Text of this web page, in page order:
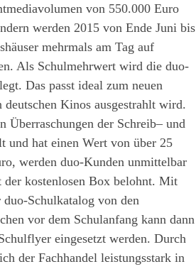
von 550.000 Euro
werden 2015 von Ende Juni bis
mehrmals am Tag auf
Als Schulmehrwert wird die duo-
Das passt ideal zum neuen
Kinos ausgestrahlt wird.
der Schreib– und
und hat einen Wert von über 25
werden duo-Kunden unmittelbar
kostenlosen Box belohnt. Mit
Schulkatalog von den
vor dem Schulanfang kann dann
eingesetzt werden. Durch
der Fachhandel leistungsstark in